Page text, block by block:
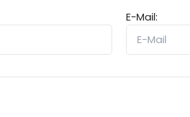
E-Mail: